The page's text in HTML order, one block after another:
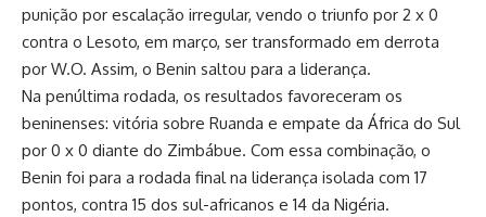
punição por escalação irregular, vendo o triunfo por 2 x 0
contra o Lesoto, em março, ser transformado em derrota
por W.O. Assim, o Benin saltou para a liderança.
Na penúltima rodada, os resultados favoreceram os
beninenses: vitória sobre Ruanda e empate da África do Sul
por 0 x 0 diante do Zimbábue. Com essa combinação, o
Benin foi para a rodada final na liderança isolada com 17
pontos, contra 15 dos sul-africanos e 14 da Nigéria.